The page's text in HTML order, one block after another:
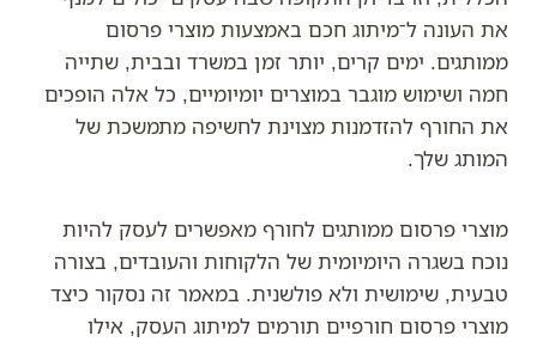
את העונה ל־מיתוג חכם באמצעות מוצרי פרסום
ממותגים. ימים קרים, יותר זמן במשרד ובבית, שתייה
חמה ושימוש מוגבר במוצרים יומיומיים, כל אלה הופכים
את החורף להזדמנות מצוינת לחשיפה מתמשכת של
המותג שלך.
מוצרי פרסום ממותגים לחורף מאפשרים לעסק להיות
נוכח בשגרה היומיומית של הלקוחות והעובדים, בצורה
טבעית, שימושית ולא פולשנית. במאמר זה נסקור כיצד
מוצרי פרסום חורפיים תורמים למיתוג העסק, אילו